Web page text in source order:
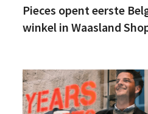
Pieces opent eerste
winkel in Waasland